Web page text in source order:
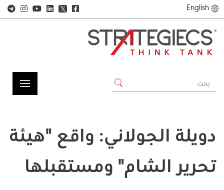
English
𝕏
دويلة الجولاني: واقع "هيئة
تحرير الشام" ومستقبلها